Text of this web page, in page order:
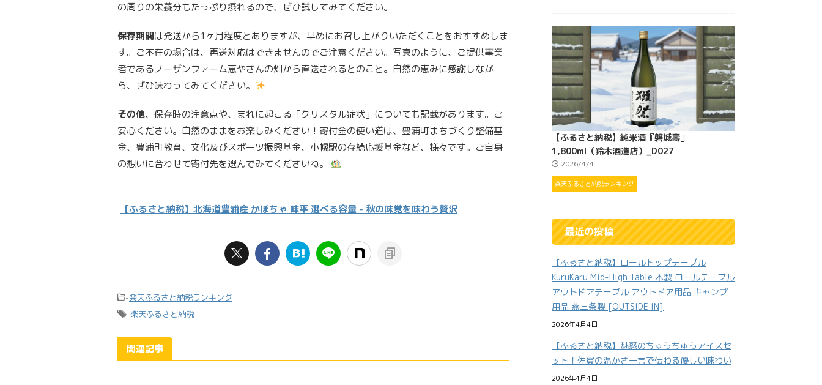
の周りの栄養分もたっぷり摂れるので、ぜひ試してみてください。
保存期間は発送から1ヶ月程度とありますが、早めにお召し上がりいただくことをおすすめしま
す。ご不在の場合は、再送対応はできませんのでご注意ください。写真のように、ご提供事業
者であるノーザンファーム恵やさんの畑から直送されるとのこと。自然の恵みに感謝しなが
ら、ぜひ味わってみてください。
その他、保存時の注意点や、まれに起こる「クリスタル症状」についても記載があります。ご
安心ください。自然のままをお楽しみください！寄付金の使い道は、豊浦町まちづくり整備基
金、豊浦町教育、文化及びスポーツ振興基金、小幌駅の存続応援基金など、様々です。ご自身
の想いに合わせて寄付先を選んでみてくださいね。
【ふるさと納税】北海道豊浦産 かぼちゃ 味平 選べる容量 - 秋の味覚を味わう贅沢
-楽天ふるさと納税ランキング
-楽天ふるさと納税
関連記事
【ふるさと納税】純米酒『磐城壽』
1,800ml（鈴木酒造店）_D027
2026/4/4
楽天ふるさと納税ランキング
最近の投稿
【ふるさと納税】ロールトップテーブル
KuruKaru Mid-High Table 木製 ロールテーブル
アウトドアテーブル アウトドア用品 キャンプ
用品 燕三条製 [OUTSIDE IN]
2026年4月4日
【ふるさと納税】魅惑のちゅうちゅうアイスセ
ット！佐賀の温かさ一言で伝わる優しい味わい
2026年4月4日